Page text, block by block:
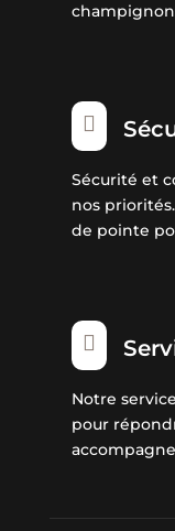

Sécurité et
nos
de pointe

Notre
pour